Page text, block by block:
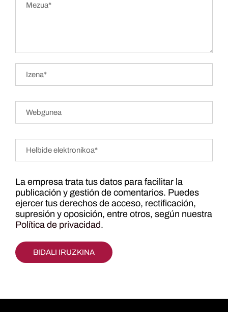
La empresa trata tus datos para facilitar la
publicación y gestión de comentarios. Puedes
ejercer tus derechos de acceso, rectificación,
supresión y oposición, entre otros, según nuestra
Política de privacidad.